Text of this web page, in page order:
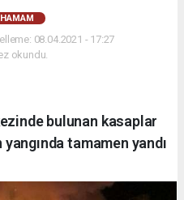
08.04.2021 - 17:27
okundu.
bulunan kasaplar
yangında tamamen yandı